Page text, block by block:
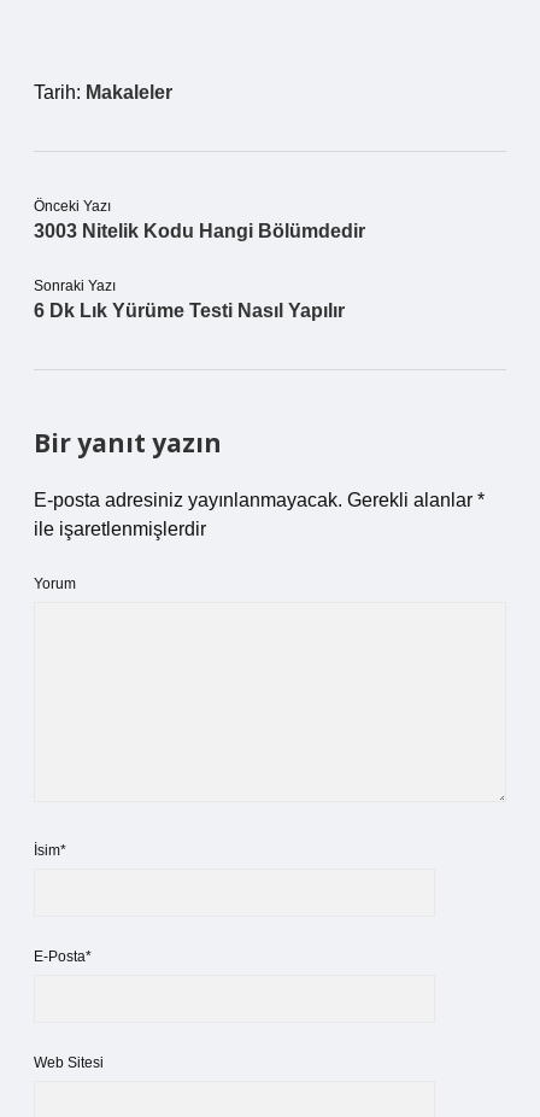
Tarih: Makaleler
Önceki Yazı
3003 Nitelik Kodu Hangi Bölümdedir
Sonraki Yazı
6 Dk Lık Yürüme Testi Nasıl Yapılır
Bir yanıt yazın
E-posta adresiniz yayınlanmayacak. Gerekli alanlar *
ile işaretlenmişlerdir
Yorum
İsim*
E-Posta*
Web Sitesi